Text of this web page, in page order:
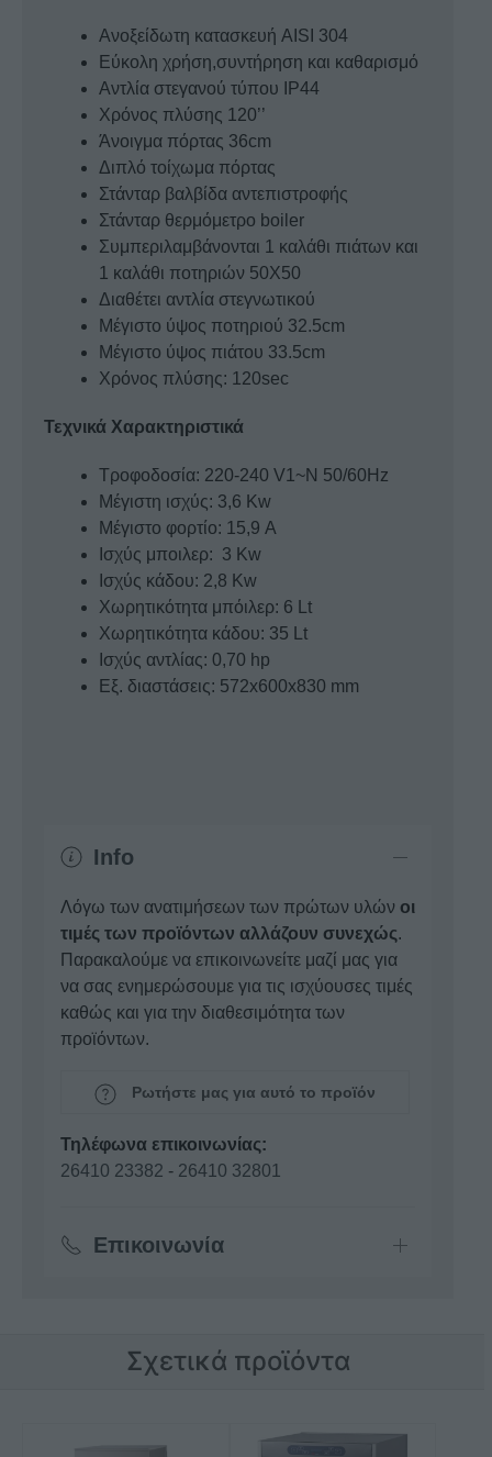
Ανοξείδωτη κατασκευή AISI 304
Εύκολη χρήση,συντήρηση και καθαρισμό
Αντλία στεγανού τύπου IP44
Χρόνος πλύσης 120’’
Άνοιγμα πόρτας 36cm
Διπλό τοίχωμα πόρτας
Στάνταρ βαλβίδα αντεπιστροφής
Στάνταρ θερμόμετρο boiler
Συμπεριλαμβάνονται 1 καλάθι πιάτων και
1 καλάθι ποτηριών 50Χ50
Διαθέτει αντλία στεγνωτικού
Μέγιστο ύψος ποτηριού 32.5cm
Μέγιστο ύψος πιάτου 33.5cm
Xρόνος πλύσης: 120sec
Τεχνικά Χαρακτηριστικά
Τροφοδοσία: 220-240 V1~N 50/60Hz
Μέγιστη ισχύς: 3,6 Kw
Μέγιστο φορτίο: 15,9 A
Ισχύς μποιλερ: 3 Kw
Ισχύς κάδου: 2,8 Kw
Χωρητικότητα μπόιλερ: 6 Lt
Χωρητικότητα κάδου: 35 Lt
Iσχύς αντλίας: 0,70 hp
Εξ. διαστάσεις: 572x600x830 mm
Info
Λόγω των ανατιμήσεων των πρώτων υλών οι
τιμές των προϊόντων αλλάζουν συνεχώς.
Παρακαλούμε να επικοινωνείτε μαζί μας για
να σας ενημερώσουμε για τις ισχύουσες τιμές
καθώς και για την διαθεσιμότητα των
προϊόντων.
Ρωτήστε μας για αυτό το προϊόν
Τηλέφωνα επικοινωνίας:
26410 23382 - 26410 32801
Επικοινωνία
Σχετικά προϊόντα
Αυτό